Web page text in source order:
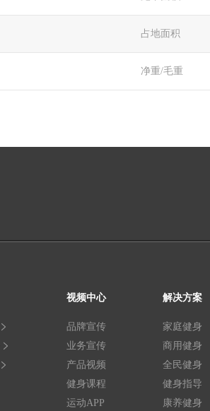
占地面积
净重/毛重
视频中心
品牌宣传
业务宣传
产品视频
健身课程
运动APP
解决方案
家庭健身
商用健身
全民健身
健身指导
康养健身